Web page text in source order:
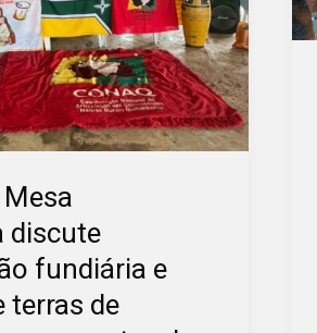
discute
fundiária e
terras de